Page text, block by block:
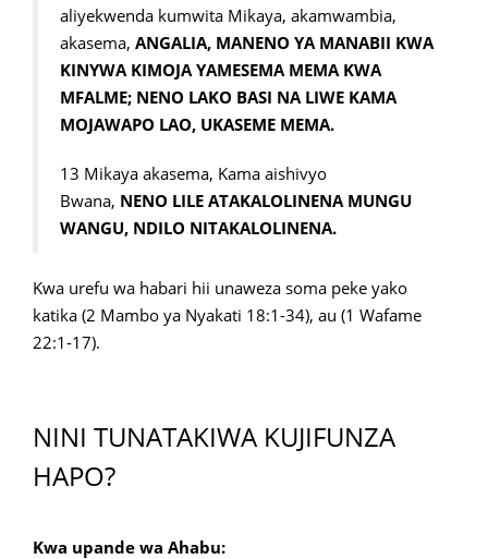
aliyekwenda kumwita Mikaya, akamwambia,
akasema, ANGALIA, MANENO YA MANABII KWA
KINYWA KIMOJA YAMESEMA MEMA KWA
MFALME; NENO LAKO BASI NA LIWE KAMA
MOJAWAPO LAO, UKASEME MEMA.
13 Mikaya akasema, Kama aishivyo
Bwana, NENO LILE ATAKALOLINENA MUNGU
WANGU, NDILO NITAKALOLINENA.
Kwa urefu wa habari hii unaweza soma peke yako
katika (2 Mambo ya Nyakati 18:1-34), au (1 Wafame
22:1-17).
NINI TUNATAKIWA KUJIFUNZA
HAPO?
Kwa upande wa Ahabu: